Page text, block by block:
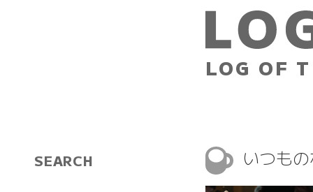
LOG OF
SEARCH いつも